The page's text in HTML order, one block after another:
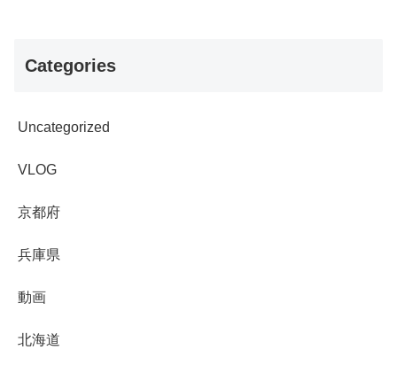
Categories
Uncategorized
VLOG
京都府
兵庫県
動画
北海道